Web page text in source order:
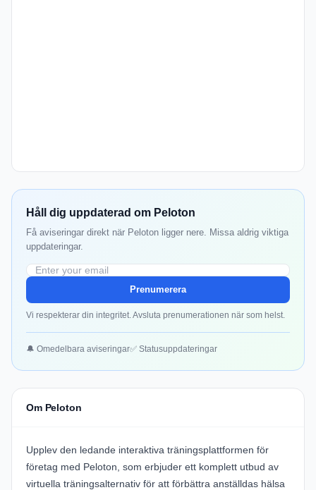
Håll dig uppdaterad om Peloton
Få aviseringar direkt när Peloton ligger nere. Missa aldrig viktiga
uppdateringar.
Prenumerera
Vi respekterar din integritet. Avsluta prenumerationen när som helst.
🔔 Omedelbara aviseringar✅ Statusuppdateringar
Om Peloton
Upplev den ledande interaktiva träningsplattformen för
företag med Peloton, som erbjuder ett komplett utbud av
virtuella träningsalternativ för att förbättra anställdas hälsa